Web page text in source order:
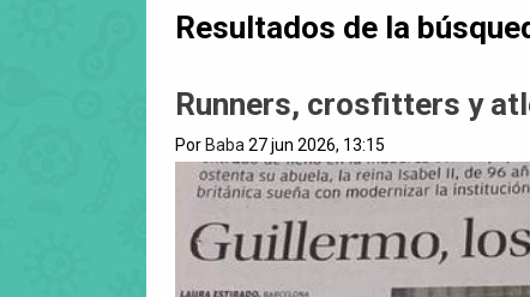
Resultados de la
Runners, crosfitters y
Por Baba 27 jun 2026, 13:15